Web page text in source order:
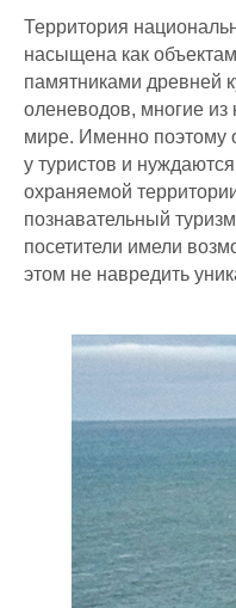
Территория
насыщена как
памятниками древней
оленеводов, многие из
мире. Именно поэтому
у туристов и
охраняемой
познавательный
посетители имели
этом не навредить